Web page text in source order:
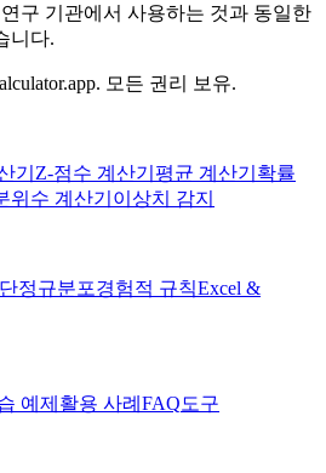
구 기관에서 사용하는 것과 동일한
니다.
모든 권리 보유.
기 Z-점수 계산기 평균 계산기 확률
위수 계산기 이상치 감지
정규분포경험적 규칙Excel &
예제 활용 사례 FAQ도구